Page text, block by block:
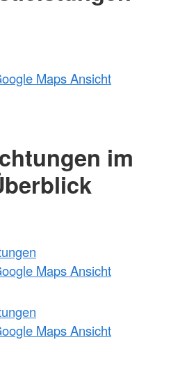
Maps Ansicht
im
Maps Ansicht
Maps Ansicht